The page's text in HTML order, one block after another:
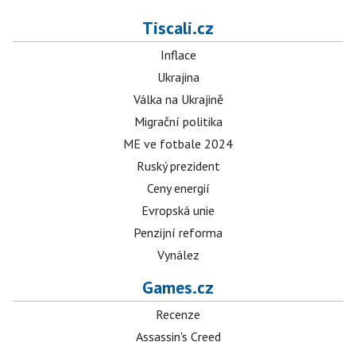
Tiscali.cz
Inflace
Ukrajina
Válka na Ukrajině
Migrační politika
ME ve fotbale 2024
Ruský prezident
Ceny energií
Evropská unie
Penzijní reforma
Vynález
Games.cz
Recenze
Assassin's Creed